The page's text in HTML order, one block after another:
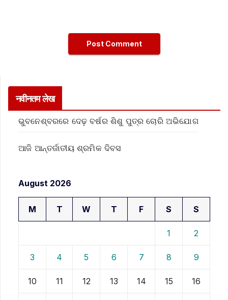
नवीनतम लेख
ଭୁବନେଶ୍ବରରେ ଦେଢ଼ ବର୍ଷର ଶିଶୁ ପୁତ୍ର ଚୋରି ଅଭିଯୋଗ
ଆଜି ଆନ୍ତର୍ଜାତୀୟ ଶ୍ରମିକ ଦିବସ
August 2026
M T W T F S S
1 2
3 4 5 6 7 8 9
10 11 12 13 14 15 16